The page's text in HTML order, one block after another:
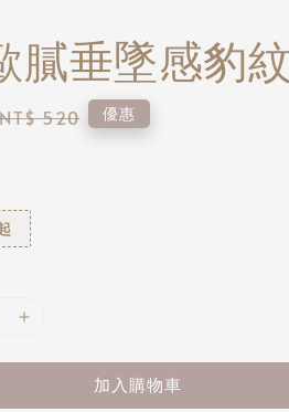
膩垂墜感豹
Regular
NT$ 520 優惠
加入購物車